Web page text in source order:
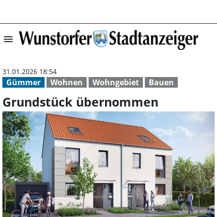
menu Grundstück
Gümmer Wohnen Wohngebiet Bauen
31.01.2026 18:54
Grundstück übernommen